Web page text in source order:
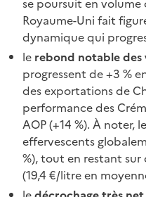
Royaume-Uni fait
dynamique qui
le rebond notable des
progressent de +3 %
des exportations de
performance des
AOP (+14 %). À noter,
effervescents
%), tout en restant sur
(19,4 €/litre en